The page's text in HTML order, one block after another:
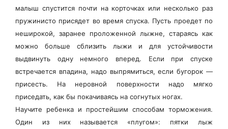
малыш спустится почти на корточках или несколько раз
пружинисто присядет во время спуска. Пусть проедет по
неширокой, заранее проложенной лыжне, стараясь как
можно больше сблизить лыжи и для устойчивости
выдвинуть одну немного вперед. Если при спуске
встречается впадина, надо выпрямиться, если бугорок —
присесть. На неровной поверхности надо мягко
приседать, как бы покачиваясь на согнутых ногах.
Научите ребенка и простейшим способам торможения.
Один из них называется «плугом»: пятки лыж